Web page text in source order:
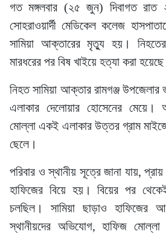
গত মঙ্গলবার (২৫ জুন) দিবাগত রাত
সোহরাওয়ার্দী মেডিকেল কলেজ
সামিয়া আক্তারের মৃত্যু হয়। নিহতের
মারধরের পর বিষ খাইয়ে হত্যা করা
নিহত সামিয়া আক্তার রামগঞ্জ
এলাকার দেলোয়ার হোসেনের মেয়ে।
মোল্লা একই এলাকার উত্তর গ্রাম
ছেলে।
পরিবার ও স্থানীয় সূত্রে জানা যায়,
হাফিজের বিয়ে হয়। বিয়ের পর
চলছিল। সামিয়া ছাড়াও হাফিজের
স্থানীয়দের অভিযোগ, হাফিজ মোল্লা